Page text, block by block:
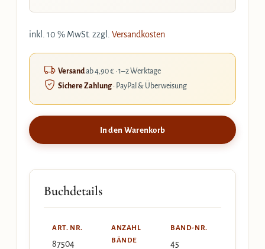
inkl. 10 % MwSt. zzgl. Versandkosten
Versandab 4,90 € · 1–2 Werktage
Sichere Zahlung· PayPal & Überweisung
In den Warenkorb
Buchdetails
ART. NR.
87504
ANZAHL
BÄNDE
BAND-NR.
45